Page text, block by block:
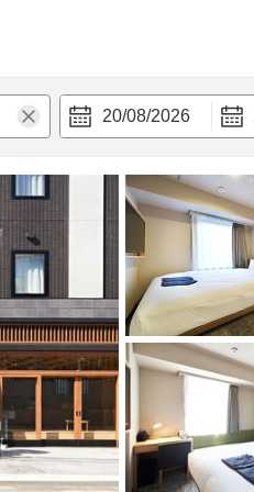
20/08/2026